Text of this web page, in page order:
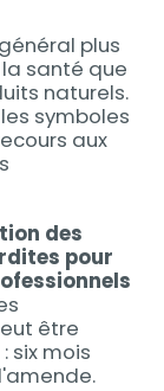
plus
santé que
naturels.
symboles
aux
des
pour
être
six mois